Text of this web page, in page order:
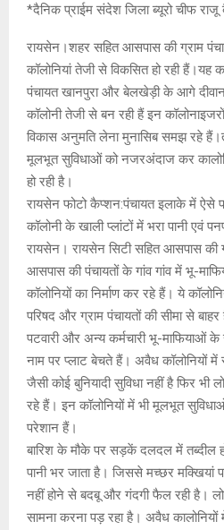
*दैनिक प्राईम संदेश जिला ब्यूरो चीफ राजू
रायसेन।शहर सहित आसपास की ग्राम
कॉलोनियां तेजी से विकसित हो रही हैं।यह
पंचायत खानपुरा और बेलखेड़ी के आगे
कॉलोनी तेजी से बन रही हैं इन कॉलोनाइजरों
विकास अनुमति लेना मुनासिब समझ रहे
मूलभूत सुविधाओं को नजरअंदाज कर
हो रही है।
रायसेन फोटो कैप्शन:पंचायत इलाके में ऐसे
कॉलोनी के खाली प्लांटों में भरा पानी एवं
रायसेन। रायसेन सिटी सहित आसपास की
आसपास की पंचायतों के गांव गांव में भू-
कॉलोनियों का निर्माण कर रहे हैं। ये
परिषद और ग्राम पंचायतों की सीमा से
पटवारी और अन्य कर्मचारी भू-माफियाओं
नाम पर प्लाट बेचते हैं। अवैध कॉलोनियों
जैसी कोई बुनियादी सुविधा नहीं है फिर भी
रहे हैं। इन कॉलोनियों में भी मूलभूत
परेशान हैं।
बारिश के मौके पर सड़कें दलदल में तब्दील
पानी भर जाता है। जिससे मच्छर मक्खियां
नहीं होने से बदबू और गंदगी फैल रही है।
सामना करना पड़ रहा है। अवैध